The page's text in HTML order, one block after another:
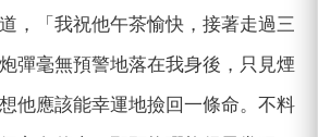
，「我祝他午茶愉快，接著走過三
彈毫無預警地落在我身後，只見煙
他應該能幸運地撿回一條命。不料